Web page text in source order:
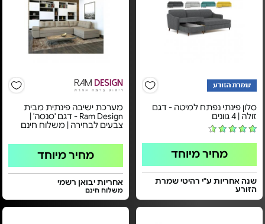
סלון פינתי נפתח למיטה - דגם
זולה | 4 גוונים
מחיר מיוחד
שנה אחריות ע"י רהיטי שמרת
הזורע
מערכת ישיבה פינתית מבית
Ram Design - דגם 'סנסה' |
צבעים לבחירה | משלוח חינם
מחיר מיוחד
אחריות יבואן רשמי
משלוח חינם